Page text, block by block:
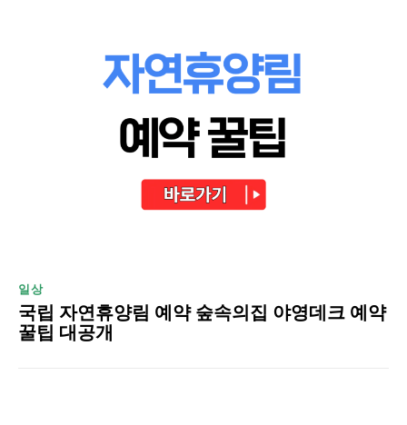
일상
국립 자연휴양림 예약 숲속의집 야영데크 예약
꿀팁 대공개